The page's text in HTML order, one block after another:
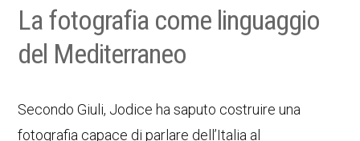
La fotografia come linguaggio
del Mediterraneo
Secondo Giuli, Jodice ha saputo costruire una
fotografia capace di parlare dell’Italia al